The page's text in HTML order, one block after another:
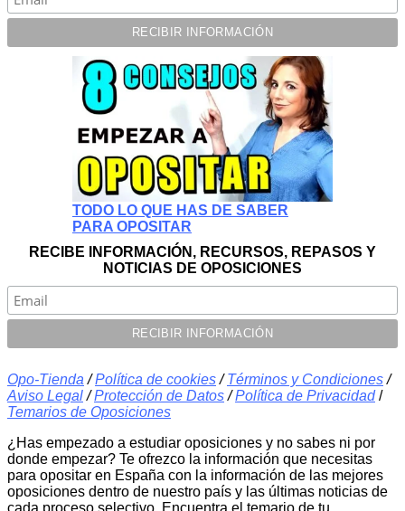
TODO LO QUE HAS DE SABER
PARA OPOSITAR
RECIBE INFORMACIÓN, RECURSOS, REPASOS Y
NOTICIAS DE OPOSICIONES
Opo-Tienda /Política de cookies/Términos y Condiciones/
Aviso Legal/Protección de Datos/Política de Privacidad /
Temarios de Oposiciones
¿Has empezado a estudiar oposiciones y no sabes ni por
donde empezar? Te ofrezco la información que necesitas
para opositar en España con la información de las mejores
oposiciones dentro de nuestro país y las últimas noticias de
cada proceso selectivo. Encuentra el temario de tu